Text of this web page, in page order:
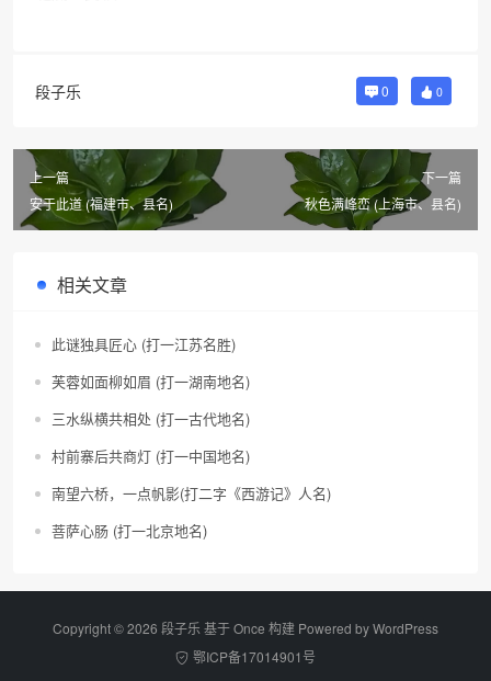
段子乐 0 0
上一篇
安于此道 (福建市、县名)
下一篇
秋色满峰峦 (上海市、县名)
相关文章
此谜独具匠心 (打一江苏名胜)
芙蓉如面柳如眉 (打一湖南地名)
三水纵横共相处 (打一古代地名)
村前寨后共商灯 (打一中国地名)
南望六桥，一点帆影(打二字《西游记》人名)
菩萨心肠 (打一北京地名)
Copyright © 2026 段子乐 基于 Once 构建 Powered byWordPress
鄂ICP备17014901号